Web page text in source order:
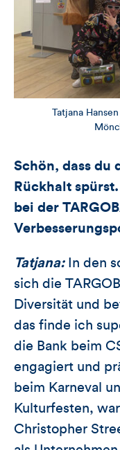
Tatjana
Schön, dass du
Rückhalt
bei der
Tatjana: In den
sich die
Diversität und
das finde ich
die Bank beim
engagiert und
beim Karneval
Kulturfesten,
Christopher